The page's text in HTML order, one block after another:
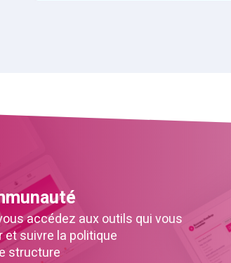
accédez aux outils qui vous
suivre la politique
structure